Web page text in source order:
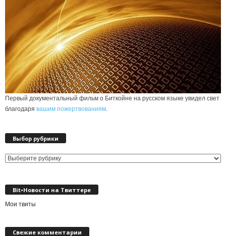
Первый документальный фильм о Биткойне на русском языке увидел свет
благодаря вашим пожертвованиям.
Выбор рубрики
Выбор
Bit•Новости на Твиттере
Мои твиты
Свежие комментарии